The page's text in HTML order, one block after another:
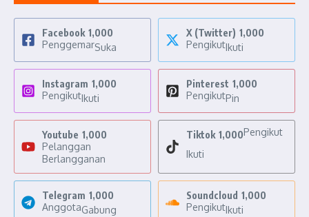
Facebook 1,000
PenggemarSuka
X (Twitter) 1,000
PengikutIkuti
Instagram 1,000
PengikutIkuti
Pinterest 1,000
PengikutPin
Youtube 1,000
Pelanggan
Berlangganan
Tiktok 1,000Pengikut
Ikuti
Telegram 1,000
AnggotaGabung
Soundcloud 1,000
PengikutIkuti